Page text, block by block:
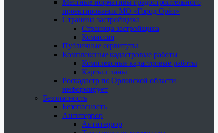
Местные нормативы градостроительного
проектирования МО «Город Орёл»
Страница застройщика
Страница застройщика
Комиссия
Публичные сервитуты
Комплексные кадастровые работы
Комплексные кадастровые работы
Карты-планы
Роскадастр по Орловской области
информирует
Безопасность
Безопасность
Антитеррор
Антитеррор